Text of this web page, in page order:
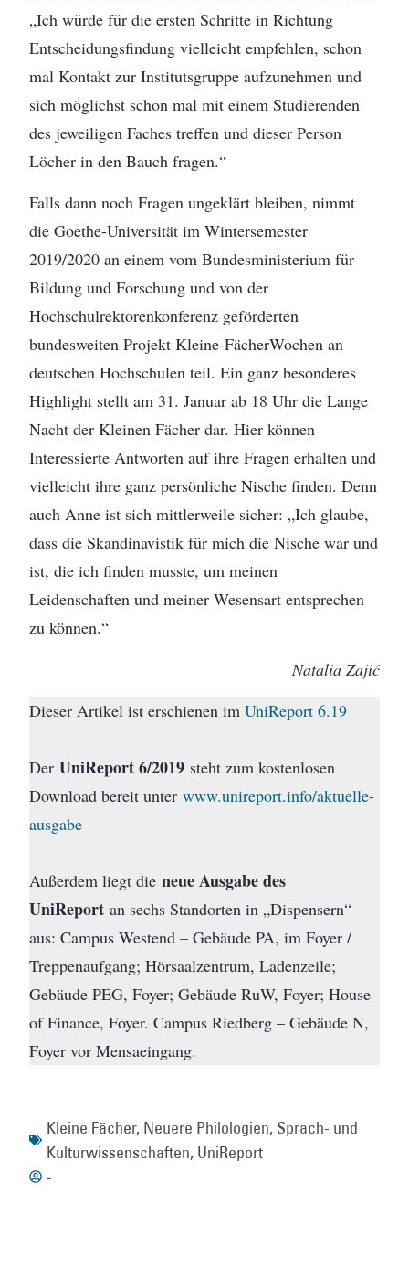
„Ich würde für die ersten Schritte in Richtung
Entscheidungsfindung vielleicht empfehlen, schon
mal Kontakt zur Institutsgruppe aufzunehmen und
sich möglichst schon mal mit einem Studierenden
des jeweiligen Faches treffen und dieser Person
Löcher in den Bauch fragen.“
Falls dann noch Fragen ungeklärt bleiben, nimmt
die Goethe-Universität im Wintersemester
2019/2020 an einem vom Bundesministerium für
Bildung und Forschung und von der
Hochschulrektorenkonferenz geförderten
bundesweiten Projekt Kleine-FächerWochen an
deutschen Hochschulen teil. Ein ganz besonderes
Highlight stellt am 31. Januar ab 18 Uhr die Lange
Nacht der Kleinen Fächer dar. Hier können
Interessierte Antworten auf ihre Fragen erhalten und
vielleicht ihre ganz persönliche Nische finden. Denn
auch Anne ist sich mittlerweile sicher: „Ich glaube,
dass die Skandinavistik für mich die Nische war und
ist, die ich finden musste, um meinen
Leidenschaften und meiner Wesensart entsprechen
zu können.“
Natalia Zajić
Dieser Artikel ist erschienen imUniReport 6.19
DerUniReport 6/2019 steht zum kostenlosen
Download bereit unterwww.unireport.info/aktuelle-
ausgabe
Außerdem liegt dieneue Ausgabe des
UniReportan sechs Standorten in „Dispensern“
aus: Campus Westend – Gebäude PA, im Foyer /
Treppenaufgang; Hörsaalzentrum, Ladenzeile;
Gebäude PEG, Foyer; Gebäude RuW, Foyer; House
of Finance, Foyer. Campus Riedberg – Gebäude N,
Foyer vor Mensaeingang.
Kleine Fächer, Neuere Philologien, Sprach- und
Kulturwissenschaften, UniReport
-